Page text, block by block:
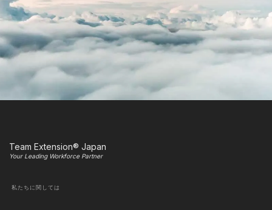
Team Extension® Japan
Your Leading Workforce Partner
私たちに関しては